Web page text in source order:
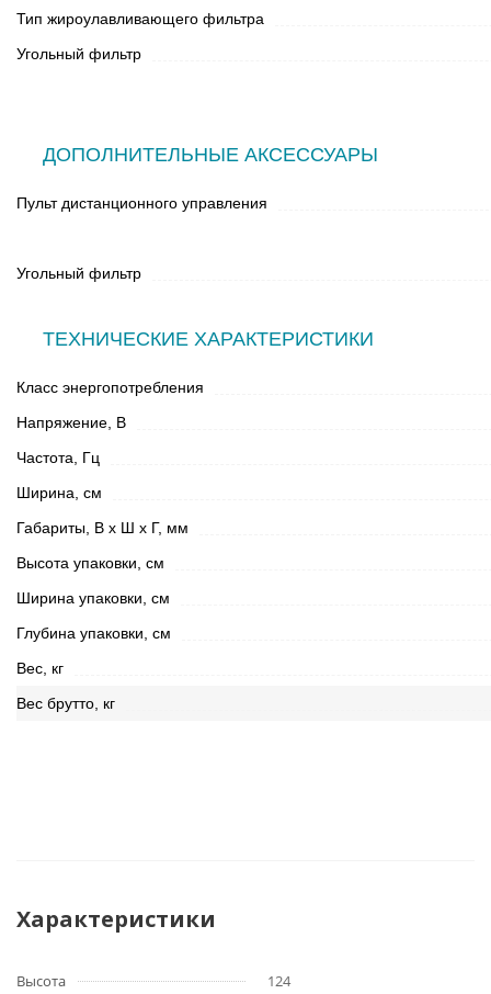
Тип жироулавливающего фильтра
Угольный фильтр
ДОПОЛНИТЕЛЬНЫЕ АКСЕССУАРЫ
Пульт дистанционного управления
Угольный фильтр
ТЕХНИЧЕСКИЕ ХАРАКТЕРИСТИКИ
Класс энергопотребления
Напряжение, В
Частота, Гц
Ширина, см
Габариты, В х Ш х Г, мм
Высота упаковки, см
Ширина упаковки, см
Глубина упаковки, см
Вес, кг
Вес брутто, кг
Характеристики
Высота 124